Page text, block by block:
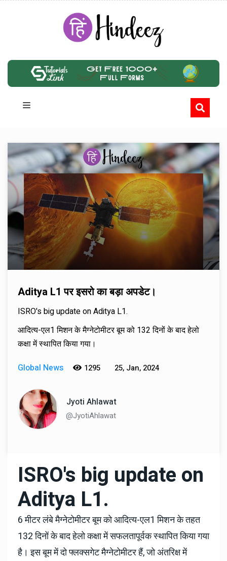
Aditya L1 पर इसरो का बड़ा अपडेट।
ISRO's big update on Aditya L1.
आदित्य-एल1 मिशन के मैग्नेटोमीटर बूम को 132 दिनों के बाद हेलो
कक्षा में स्थापित किया गया।
Global News
1295 25, Jan, 2024
Jyoti Ahlawat
@JyotiAhlawat
ISRO's big update on
Aditya L1.
6 मीटर लंबे मैग्नेटोमीटर बूम को आदित्य-एल1 मिशन के तहत
132 दिनों के बाद हेलो कक्षा में सफलतापूर्वक स्थापित किया गया
है। इस बूम में दो फ्लक्सगेट मैग्नेटोमीटर हैं, जो अंतरिक्ष में